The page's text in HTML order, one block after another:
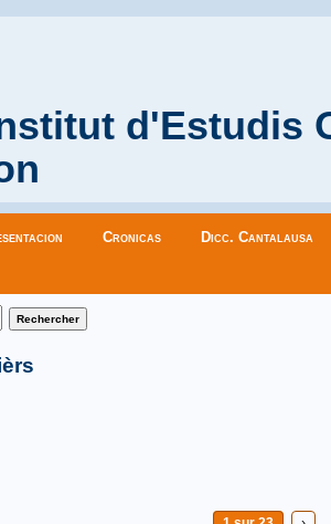
d'Estudis
Cronicas Dicc. Cantalausa